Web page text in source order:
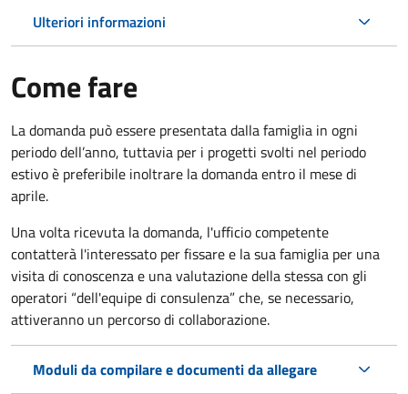
Ulteriori informazioni
Come fare
La domanda può essere presentata dalla famiglia in ogni
periodo dell’anno, tuttavia per i progetti svolti nel periodo
estivo è preferibile inoltrare la domanda entro il mese di
aprile.
Una volta ricevuta la domanda, l'ufficio competente
contatterà l'interessato per fissare e la sua famiglia per una
visita di conoscenza e una valutazione della stessa con gli
operatori “dell'equipe di consulenza” che, se necessario,
attiveranno un percorso di collaborazione.
Moduli da compilare e documenti da allegare